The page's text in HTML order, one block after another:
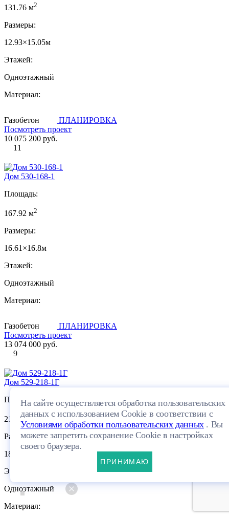
131.76 м2
Размеры:
12.93×15.05м
Этажей:
Одноэтажный
Материал:
Газобетон
ПЛАНИРОВКА
Посмотреть проект
10 075 200 руб.
11
Дом 530-168-1
Площадь:
167.92 м2
Размеры:
16.61×16.8м
Этажей:
Одноэтажный
Материал:
Газобетон
ПЛАНИРОВКА
Посмотреть проект
13 074 000 руб.
9
Дом 529-218-1Г
Площадь:
217.9 м2
Размеры:
18.11×18.8м
Этажей:
Одноэтажный
Материал:
На сайте осуществляется обработка пользовательских
данных с использованием Cookie в соответствии с
Условиями обработки пользовательских данных. Вы
можете запретить сохранение Cookie в настройках
своего браузера.
ПРИНИМАЮ